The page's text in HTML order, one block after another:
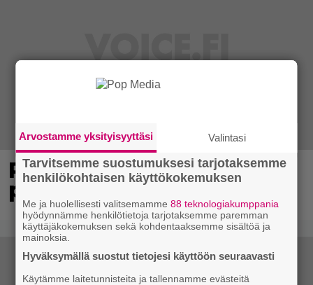
Poliisi kuljetti miestä
putkaan – mies kuoli
Arvostamme yksityisyyttäsi Valintasi
Tarvitsemme suostumuksesi tarjotaksemme
henkilökohtaisen käyttökokemuksen
Me ja huolellisesti valitsemamme88 teknologiakumppania
hyödynnämme henkilötietoja tarjotaksemme paremman
käyttäjäkokemuksen sekä kohdentaaksemme sisältöä ja
mainoksia.
Hyväksymällä suostut tietojesi käyttöön seuraavasti
Käytämme laitetunnisteita ja tallennamme evästeitä